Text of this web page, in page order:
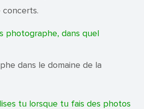
photographe, dans quel
dans le domaine de la
tu lorsque tu fais des photos